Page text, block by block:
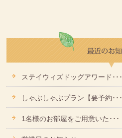
ステイウィズドッグアワード･･･
しゃぶしゃぶプラン【要予約･･･
1名様のお部屋をご用意いた･･･